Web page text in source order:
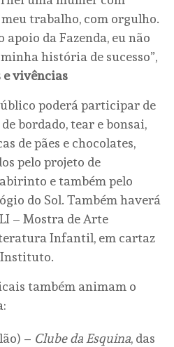
trabalho, com orgulho.
apoio da Fazenda, eu não
história de sucesso”,
vivências
poderá participar de
bordado, tear e bonsai,
de pães e chocolates,
pelo projeto de
e também pelo
do Sol. Também haverá
– Mostra de Arte
Infantil, em cartaz
Instituto.
também animam o
– Clube da Esquina, das